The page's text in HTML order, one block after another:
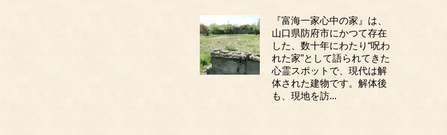
『富海一家心中の家』は、
山口県防府市にかつて存在
した、数十年にわたり“呪わ
れた家”として語られてきた
心霊スポットで、現代は解
体された建物です。解体後
も、現地を訪...